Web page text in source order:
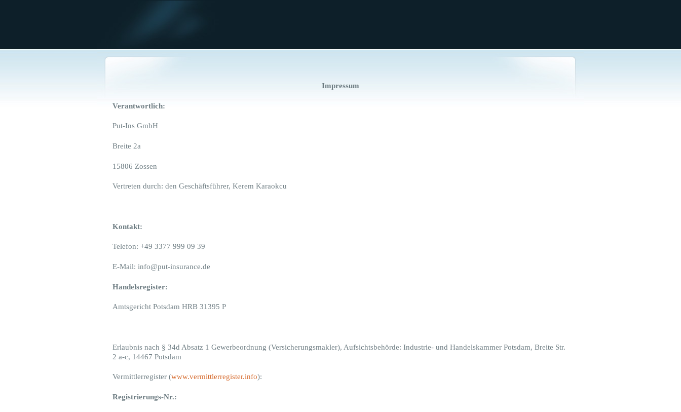
Impressum
Verantwortlich:
Put-Ins GmbH
Breite 2a
15806 Zossen
Vertreten durch: den Geschäftsführer, Kerem Karaokcu
Kontakt:
Telefon: +49 3377 999 09 39
E-Mail: info@put-insurance.de
Handelsregister:
Amtsgericht Potsdam HRB 31395 P
Erlaubnis nach § 34d Absatz 1 Gewerbeordnung (Versicherungsmakler), Aufsichtsbehörde: Industrie- und Handelskammer Potsdam, Breite Str.
2 a-c, 14467 Potsdam
Vermittlerregister (www.vermittlerregister.info):
Registrierungs-Nr.: